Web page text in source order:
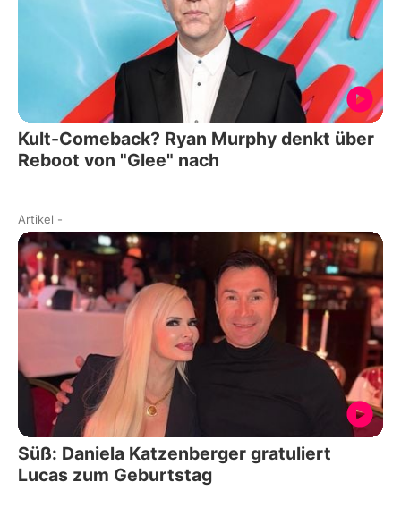
Kult-Comeback? Ryan Murphy denkt über
Reboot von "Glee" nach
Artikel -
Süß: Daniela Katzenberger gratuliert
Lucas zum Geburtstag